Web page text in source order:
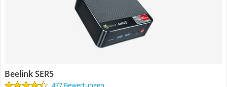
Beelink SER5
477 Bewertungen